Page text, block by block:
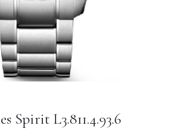
Spirit L3.811.4.93.6